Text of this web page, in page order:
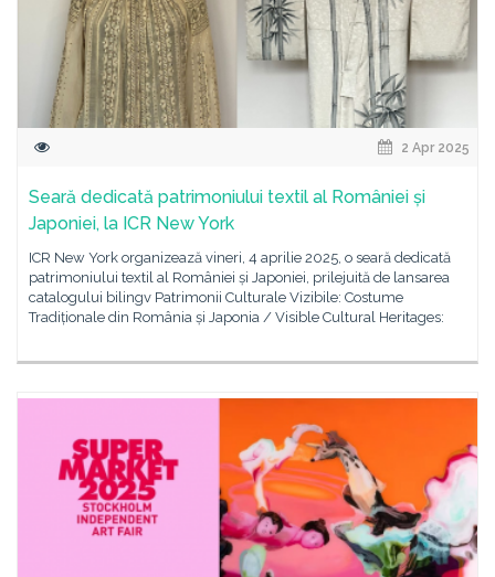
2 Apr 2025
Seară dedicată patrimoniului textil al României și
Japoniei, la ICR New York
ICR New York organizează vineri, 4 aprilie 2025, o seară dedicată
patrimoniului textil al României și Japoniei, prilejuită de lansarea
catalogului bilingv Patrimonii Culturale Vizibile: Costume
Tradiționale din România și Japonia / Visible Cultural Heritages: